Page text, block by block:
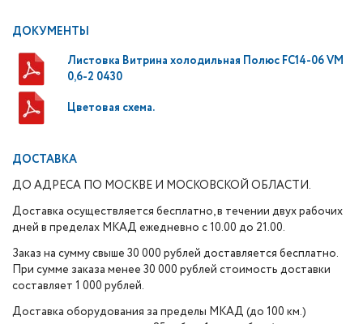
ДОКУМЕНТЫ
Листовка Витрина холодильная Полюс FC14-06 VM
0,6-2 0430
Цветовая схема.
ДОСТАВКА
ДО АДРЕСА ПО МОСКВЕ И МОСКОВСКОЙ ОБЛАСТИ.
Доставка осуществляется бесплатно, в течении двух рабочих
дней в пределах МКАД ежедневно с 10.00 до 21.00.
Заказ на сумму свыше 30 000 рублей доставляется бесплатно.
При сумме заказа менее 30 000 рублей стоимость доставки
составляет 1 000 рублей.
Доставка оборудования за пределы МКАД (до 100 км.)